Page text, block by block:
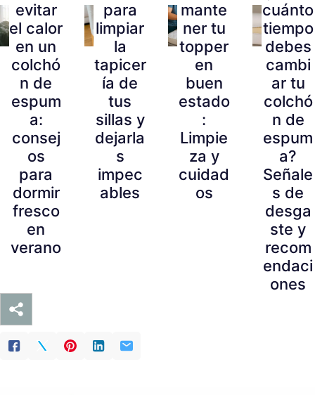
evitar
el calor
en un
colchó
n de
espum
a:
consej
os
para
dormir
fresco
en
verano
para
limpiar
la
tapicer
ía de
tus
sillas y
dejarla
s
impec
ables
mante
ner tu
topper
en
buen
estado
:
Limpie
za y
cuidad
os
cuánto
tiempo
debes
cambi
ar tu
colchó
n de
espum
a?
Señale
s de
desga
ste y
recom
endaci
ones